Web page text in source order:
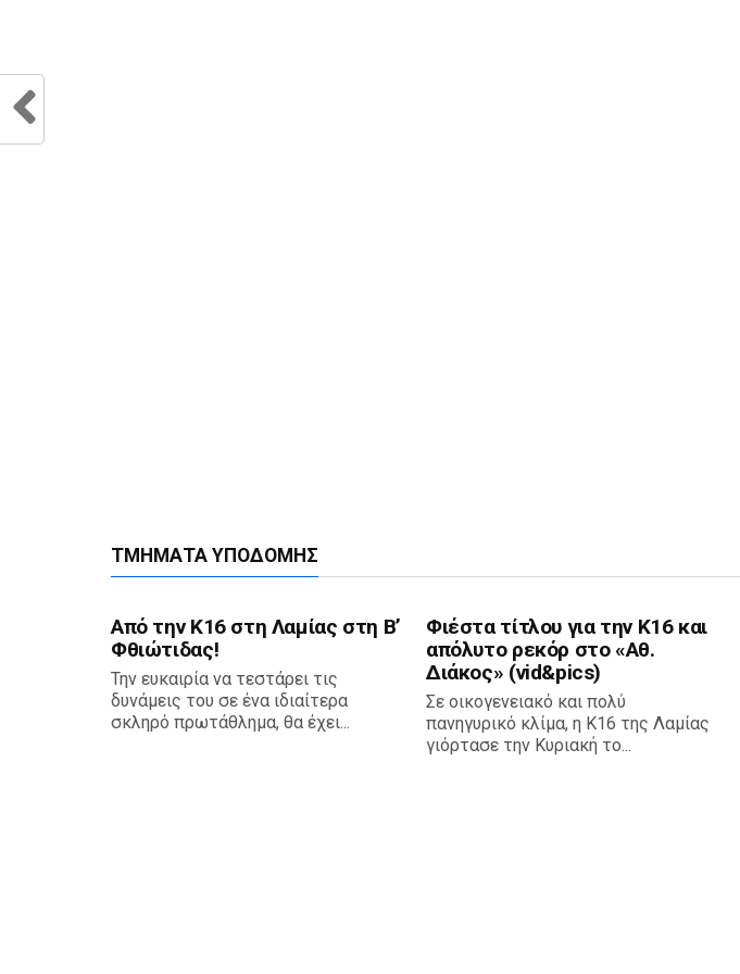
ΤΜΉΜΑΤΑ ΥΠΟΔΟΜΉΣ
Από την Κ16 στη Λαμίας στη Β’
Φθιώτιδας!
Την ευκαιρία να τεστάρει τις
δυνάμεις του σε ένα ιδιαίτερα
σκληρό πρωτάθλημα, θα έχει...
Φιέστα τίτλου για την Κ16 και
απόλυτο ρεκόρ στο «Αθ.
Διάκος» (vid&pics)
Σε οικογενειακό και πολύ
πανηγυρικό κλίμα, η Κ16 της Λαμίας
γιόρτασε την Κυριακή το...